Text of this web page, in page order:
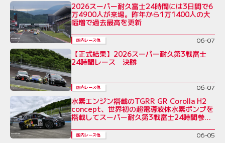
2026スーパー耐久富士24時間には3日間で6
万4900人が来場。昨年から1万1400人の大
幅増で過去最高を更新
国内レース他 06-07
【正式結果】2026スーパー耐久第3戦富士
24時間レース 決勝
国内レース他 06-07
水素エンジン搭載のTGRR GR Corolla H2
concept、世界初の超電導液体水素ポンプを
搭載してスーパー耐久第3戦富士24時間参戦
国内レース他 06-05